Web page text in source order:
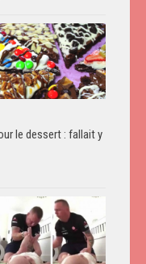
le dessert : fallait y